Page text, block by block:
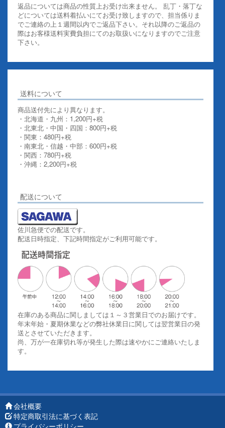
返品については商品の性質上お受け出来ません。 乱丁・落丁な
どについては送料着払いにてお受け致しますので、担当係りま
でご連絡の上１週間以内でご返品下さい。それ以降のご返品の
際はお客様送料実費負担にてのお取扱いになりますのでご注意
下さい。
送料について
商品送付先により異なります。
・北海道・九州：1,200円+税
・北東北・中国・四国：800円+税
・関東：480円+税
・南東北・信越・中部：600円+税
・関西：780円+税
・沖縄：2,200円+税
配送について
佐川急便での配送です。
配送日時指定、下記時間指定がご利用可能です。
在庫のある商品に関しましては１～３営業日でのお届けです。
年末年始・夏期休業などの弊社休業日に関しては翌営業日の発
送とさせていただきます。
尚、万が一在庫切れ等が発生した際は速やかにご連絡いたしま
す。
会社概要
特定商取引法に基づく表記